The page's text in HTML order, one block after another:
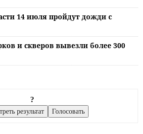
14 июля пройдут дожди с
и скверов вывезли более 300
?